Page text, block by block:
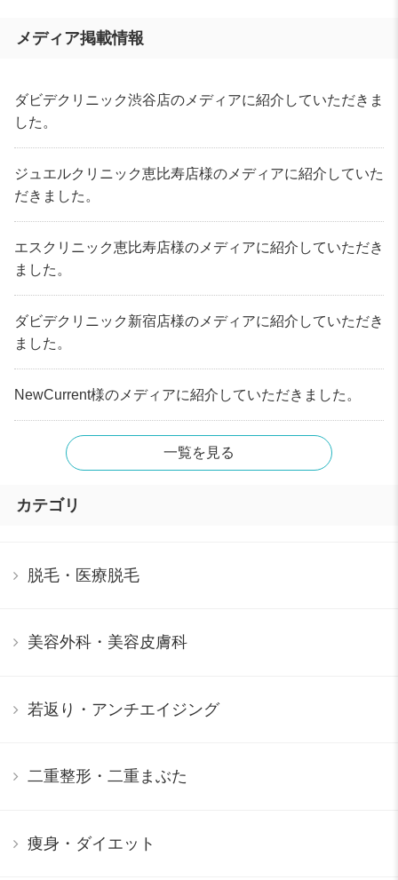
メディア掲載情報
ダビデクリニック渋谷店のメディアに紹介していただきま
した。
ジュエルクリニック恵比寿店様のメディアに紹介していた
だきました。
エスクリニック恵比寿店様のメディアに紹介していただき
ました。
ダビデクリニック新宿店様のメディアに紹介していただき
ました。
NewCurrent様のメディアに紹介していただきました。
一覧を見る
カテゴリ
脱毛・医療脱毛
美容外科・美容皮膚科
若返り・アンチエイジング
二重整形・二重まぶた
痩身・ダイエット